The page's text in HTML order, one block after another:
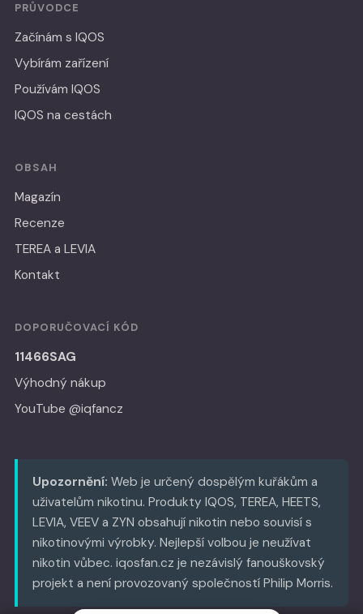
PRŮVODCE
Začínám s IQOS
Vybírám zařízení
Používám IQOS
IQOS na cestách
OBSAH
Magazín
Recenze
TEREA a LEVIA
Kontakt
DOPORUČOVACÍ KÓD
11466SAG
Výhodný nákup
YouTube @iqfancz
Upozornění: Web je určený dospělým kuřákům a
uživatelům nikotinu. Produkty IQOS, TEREA, HEETS,
LEVIA, VEEV a ZYN obsahují nikotin nebo souvisí s
nikotinovými výrobky. Nejlepší volbou je neužívat
nikotin vůbec. iqosfan.cz je nezávislý fanouškovský
projekt a není provozovaný společností Philip Morris.